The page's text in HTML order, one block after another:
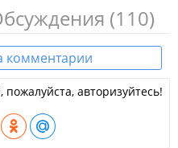
(110)
комментарии
авторизуйтесь!